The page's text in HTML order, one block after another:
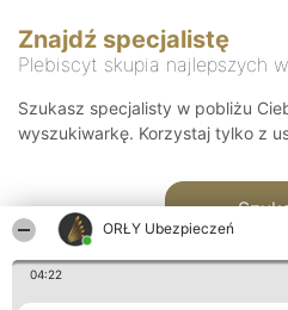
ORŁY Ubezpieczeń
04:22
Znajdź specjalistę
Plebiscyt skupia najlepszych
Szukasz specjalisty w pobliżu
wyszukiwarkę. Korzystaj tylko z